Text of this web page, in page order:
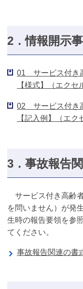
2．情報開示
01 サービス付き
【様式】（エクセ
02 サービス付き
【記入例】（エク
3．事故報告
サービス付き高齢
を問いません）が発
生時の報告要領を参
てください。
事故報告関連の書